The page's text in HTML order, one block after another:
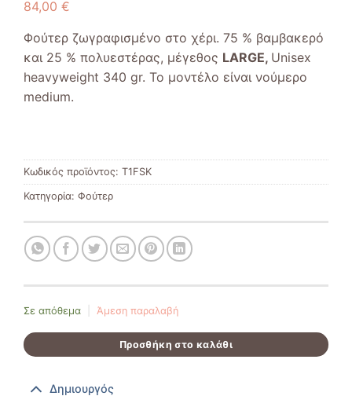
84,00 €
Φούτερ ζωγραφισμένο στο χέρι. 75 % βαμβακερό
και 25 % πολυεστέρας, μέγεθος LARGE, Unisex
heavyweight 340 gr. Το μοντέλο είναι νούμερο
medium.
Κωδικός προϊόντος: T1FSK
Κατηγορία: Φούτερ
Σε απόθεμα Άμεση παραλαβή
Προσθήκη στο καλάθι
Δημιουργός